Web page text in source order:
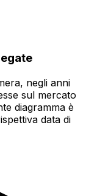
negli anni
sul mercato
diagramma è
data di